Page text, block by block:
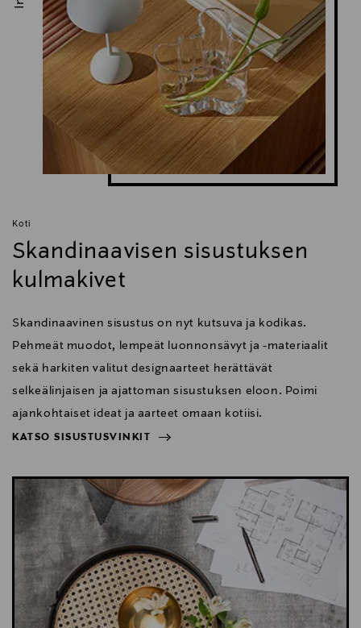
Avainsanat
Le Creuset, valurautapata, uunipata, sydänpata,
matala pata, keittoastia, pataruoka
Koti
Skandinaavisen sisustuksen
kulmakivet
Skandinaavinen sisustus on nyt kutsuva ja kodikas.
Pehmeät muodot, lempeät luonnonsävyt ja -materiaalit
sekä harkiten valitut designaarteet herättävät
selkeälinjaisen ja ajattoman sisustuksen eloon. Poimi
ajankohtaiset ideat ja aarteet omaan kotiisi.
KATSO SISUSTUSVINKIT
KATSO SISUSTUSVINKIT